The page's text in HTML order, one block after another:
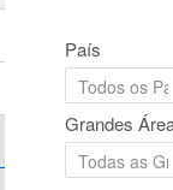
País
Grandes